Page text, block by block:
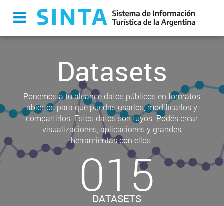
Datasets
Ponemos a tu alcance datos públicos en formatos
abiertos para que puedas usarlos, modificarlos y
compartirlos. Estos datos son tuyos. Podés crear
visualizaciones, aplicaciones y grandes
herramientas con ellos.
015
DATASETS